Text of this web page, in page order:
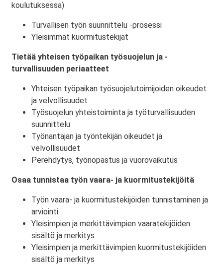
koulutuksessa)
Turvallisen työn suunnittelu -prosessi
Yleisimmät kuormitustekijät
Tietää yhteisen työpaikan työsuojelun ja -
turvallisuuden periaatteet
Yhteisen työpaikan työsuojelutoimijoiden oikeudet
ja velvollisuudet
Työsuojelun yhteistoiminta ja työturvallisuuden
suunnittelu
Työnantajan ja työntekijän oikeudet ja
velvollisuudet
Perehdytys, työnopastus ja vuorovaikutus
Osaa tunnistaa työn vaara- ja kuormitustekijöitä
Työn vaara- ja kuormitustekijöiden tunnistaminen ja
arviointi
Yleisimpien ja merkittävimpien vaaratekijöiden
sisältö ja merkitys
Yleisimpien ja merkittävimpien kuormitustekijöiden
sisältö ja merkitys